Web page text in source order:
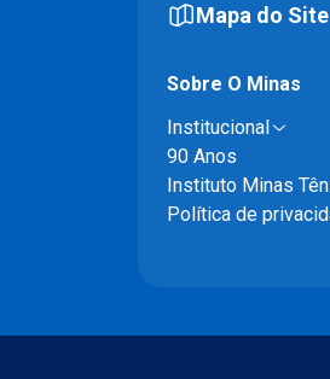
Mapa do Site
Sobre O Minas
Institucional
90 Anos
Instituto Minas
Política de